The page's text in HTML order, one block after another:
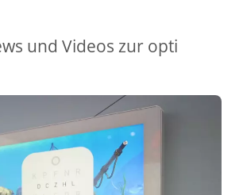
und Videos zur opti